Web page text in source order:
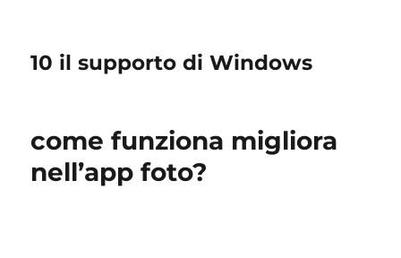
10 il supporto di Windows
come funziona migliora
nell’app foto?